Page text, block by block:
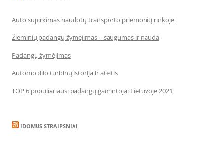
Auto supirkimas naudotų transporto priemonių rinkoje
Žieminių padangų žymėjimas – saugumas ir nauda
Padangų žymėjimas
Automobilio turbinų istorija ir ateitis
TOP 6 populiariausi padangų gamintojai Lietuvoje 2021
IDOMUS STRAIPSNIAI